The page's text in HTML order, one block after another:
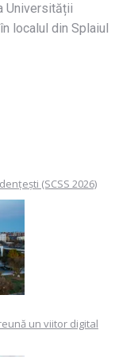
Universității
localul din Splaiul
(SCSS 2026)
un viitor digital